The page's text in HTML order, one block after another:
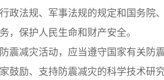
政法规、军事法规的规定和国务院
，保护人民生命和财产安全。
减灾活动，应当遵守国家有关防震
励、支持防震减灾的科学技术研